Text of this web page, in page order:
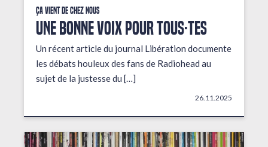
Ça vient de chez nous
UNE BONNE VOIX POUR TOUS·TES
Un récent article du journal Libération documente
les débats houleux des fans de Radiohead au
sujet de la justesse du […]
26.11.2025